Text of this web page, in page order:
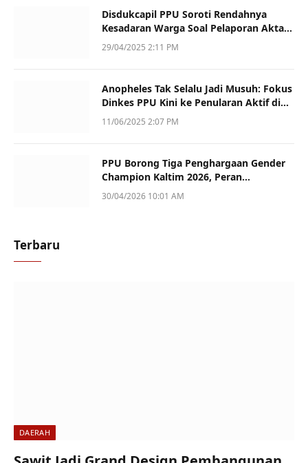
Disdukcapil PPU Soroti Rendahnya
Kesadaran Warga Soal Pelaporan Akta
Kematian
29/04/2025 2:11 PM
Anopheles Tak Selalu Jadi Musuh: Fokus
Dinkes PPU Kini ke Penularan Aktif di
Sotek
11/06/2025 2:07 PM
PPU Borong Tiga Penghargaan Gender
Champion Kaltim 2026, Peran
Perempuan Jadi Sorotan
30/04/2026 10:01 AM
Terbaru
DAERAH